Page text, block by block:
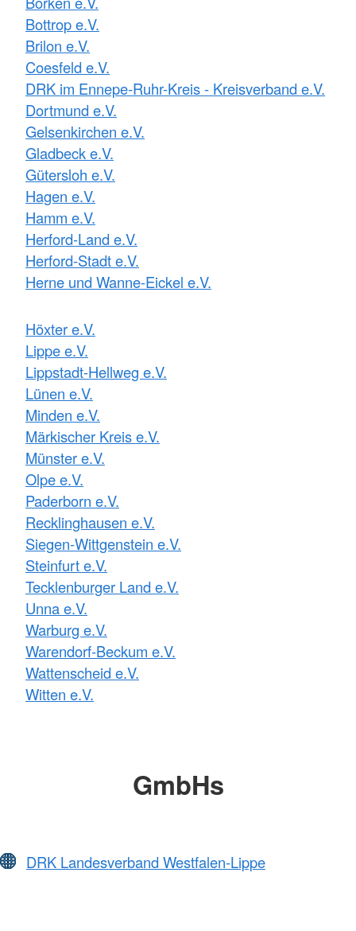
Bottrop e.V.
Brilon e.V.
Coesfeld e.V.
DRK im Ennepe-Ruhr-Kreis - Kreisverband e.V.
Dortmund e.V.
Gelsenkirchen e.V.
Gladbeck e.V.
Gütersloh e.V.
Hagen e.V.
Hamm e.V.
Herford-Land e.V.
Herford-Stadt e.V.
Herne und Wanne-Eickel e.V.
Höxter e.V.
Lippe e.V.
Lippstadt-Hellweg e.V.
Lünen e.V.
Minden e.V.
Märkischer Kreis e.V.
Münster e.V.
Olpe e.V.
Paderborn e.V.
Recklinghausen e.V.
Siegen-Wittgenstein e.V.
Steinfurt e.V.
Tecklenburger Land e.V.
Unna e.V.
Warburg e.V.
Warendorf-Beckum e.V.
Wattenscheid e.V.
Witten e.V.
GmbHs
DRK Landesverband Westfalen-Lippe